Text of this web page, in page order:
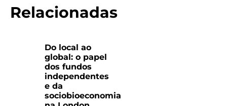
Relacionadas
Do local ao
global: o papel
dos fundos
independentes
e da
sociobioeconomia